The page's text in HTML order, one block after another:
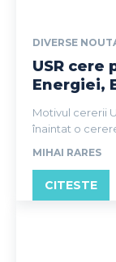
DIVERSE
USR
Energiei,
Motivul cererii
înaintat o
MIHAI RARES
CITESTE